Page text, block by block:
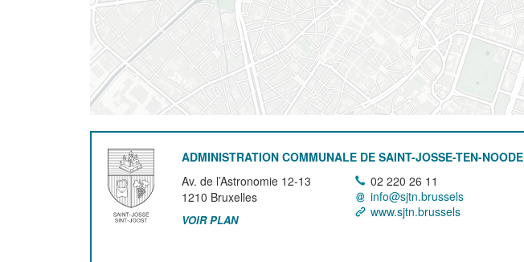
ADMINISTRATION COMMUNALE DE SAINT-JOSSE-TEN-NOODE
Av. de l’Astronomie 12-13
1210 Bruxelles
VOIR PLAN
02 220 26 11
info@sjtn.brussels
www.sjtn.brussels